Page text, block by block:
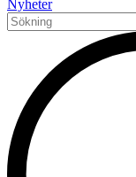
Nyheter